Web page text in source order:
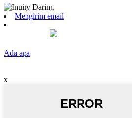
Mengirim email
Ada apa
x